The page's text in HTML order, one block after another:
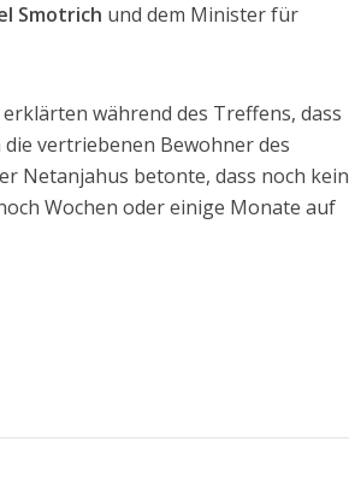
Smotrich und dem Minister für
während des Treffens, dass
vertriebenen Bewohner des
Netanjahus betonte, dass noch kein
Wochen oder einige Monate auf